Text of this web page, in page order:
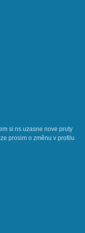
si ns uzasne nove pruty
prosim o změnu v profilu